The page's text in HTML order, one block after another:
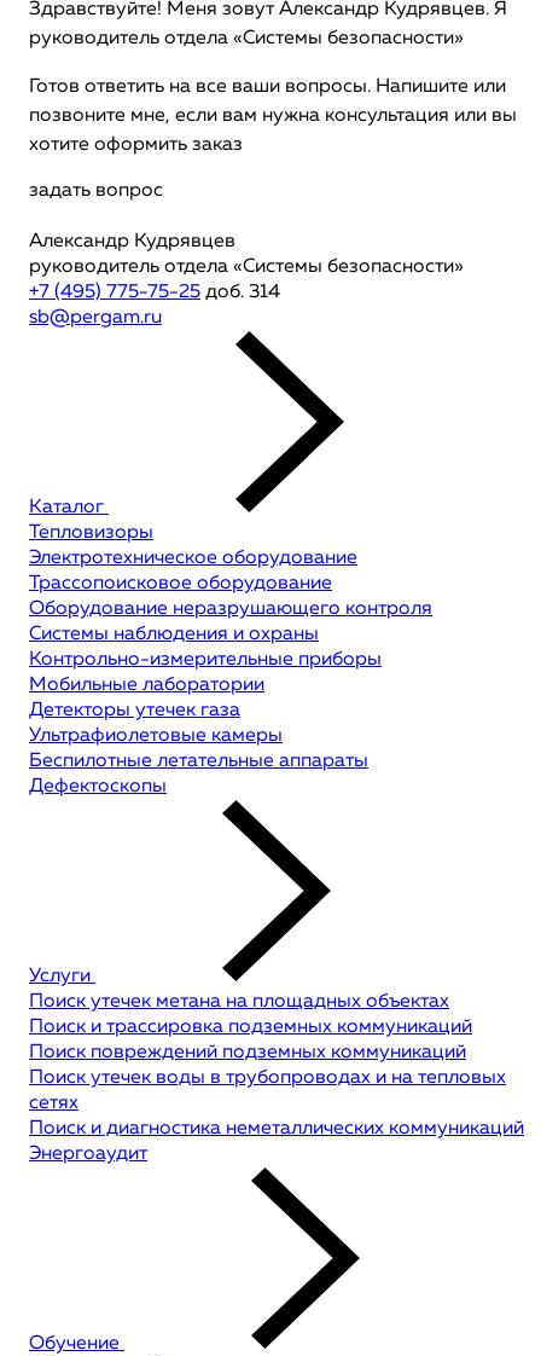
Здравствуйте! Меня зовут Александр Кудрявцев. Я
руководитель отдела «Системы безопасности»
Готов ответить на все ваши вопросы. Напишите или
позвоните мне, если вам нужна консультация или вы
хотите оформить заказ
задать вопрос
Александр Кудрявцев
руководитель отдела «Системы безопасности»
+7 (495) 775-75-25 доб. 314
sb@pergam.ru
Каталог
Тепловизоры
Электротехническое оборудование
Трассопоисковое оборудование
Оборудование неразрушающего контроля
Системы наблюдения и охраны
Контрольно-измерительные приборы
Мобильные лаборатории
Детекторы утечек газа
Ультрафиолетовые камеры
Беспилотные летательные аппараты
Дефектоскопы
Услуги
Поиск утечек метана на площадных объектах
Поиск и трассировка подземных коммуникаций
Поиск повреждений подземных коммуникаций
Поиск утечек воды в трубопроводах и на тепловых
сетях
Поиск и диагностика неметаллических коммуникаций
Энергоаудит
Обучение